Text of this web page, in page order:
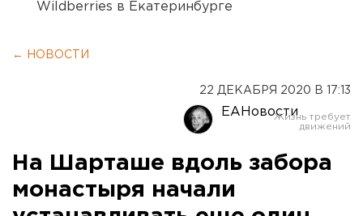
Wildberries в Екатеринбурге
← НОВОСТИ
22 ДЕКАБРЯ 2020 В 17:13
ЕАНовости
На Шарташе вдоль забора
монастыря начали